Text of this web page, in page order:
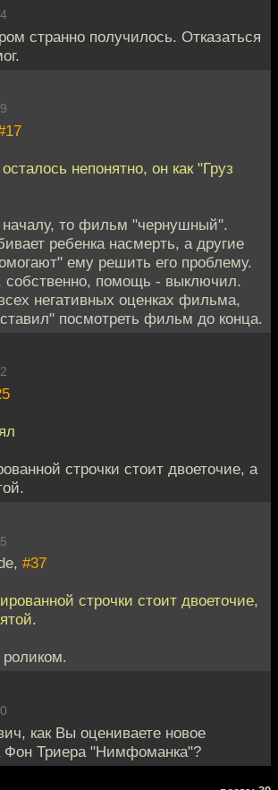
странно получилось. Отказаться
непонятно, он как "Груз
началу, то фильм "чернушный".
ребенка насмерть, а другие
ему решить его проблему.
собственно, помощь - выключил.
негативных оценках фильма,
посмотреть фильм до конца.
строчки стоит двоеточие, а
#37
строчки стоит двоеточие,
как Вы оцениваете новое
Фон Триера "Нимфоманка"?